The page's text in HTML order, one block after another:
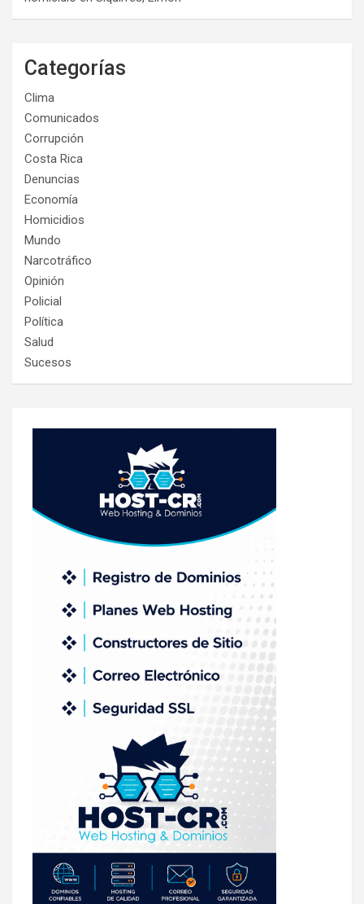
Categorías
Clima
Comunicados
Corrupción
Costa Rica
Denuncias
Economía
Homicidios
Mundo
Narcotráfico
Opinión
Policial
Política
Salud
Sucesos